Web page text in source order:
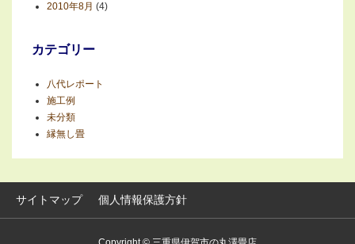
2010年8月 (4)
カテゴリー
八代レポート
施工例
未分類
縁無し畳
サイトマップ 個人情報保護方針